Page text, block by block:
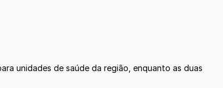
unidades de saúde da região, enquanto as duas